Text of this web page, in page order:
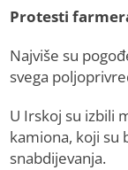
Protesti
Najviše su
svega
U Irskoj su izbili
kamiona, koji su
snabdijevanja.